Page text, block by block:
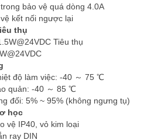
bảo vệ quá dòng 4.0A
kết nối ngược lại
thụ
Tiêu thụ
độ làm việc: -40 ～ 75 ℃
quản: -40 ～ 85 ℃
đối: 5% ~ 95% (không ngưng tụ)
học
vệ IP40, vỏ kim loại
ray DIN